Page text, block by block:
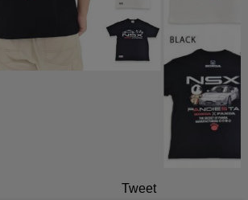
Tweet